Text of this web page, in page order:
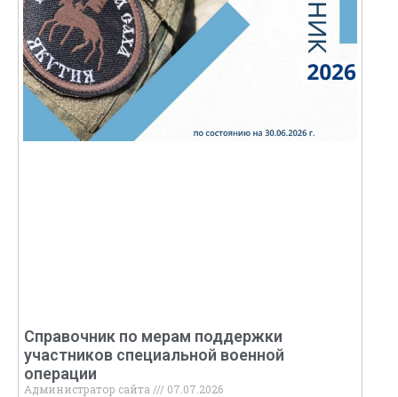
Справочник по мерам поддержки
участников специальной военной
операции
Администратор сайта
07.07.2026